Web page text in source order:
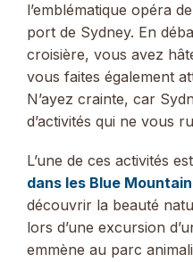
l’emblématique opéra
port de Sydney. En
croisière, vous avez
vous faites également
N’ayez crainte, car
d’activités qui ne vous
L’une de ces activités
dans les Blue
découvrir la beauté
lors d’une excursion
emmène au parc